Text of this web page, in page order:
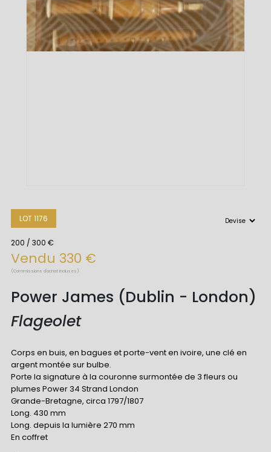
LOT 1176
200 / 300 €
Vendu 330 €
(Commissions d'achat incluses)
Power James (Dublin - London)
Flageolet
Corps en buis, en bagues et porte-vent en ivoire, une clé en
argent montée sur bulbe.
Porte la signature à la couronne surmontée de 3 fleurs ou
plumes Power 34 Strand London
Grande-Bretagne, circa 1797/1807
Long. 430 mm
Long. depuis la lumière 270 mm
En coffret